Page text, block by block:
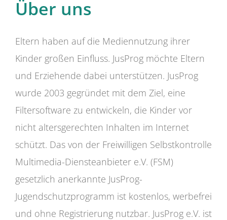
Über uns
Eltern haben auf die Mediennutzung ihrer
Kinder großen Einfluss. JusProg möchte Eltern
und Erziehende dabei unterstützen. JusProg
wurde 2003 gegründet mit dem Ziel, eine
Filtersoftware zu entwickeln, die Kinder vor
nicht altersgerechten Inhalten im Internet
schützt. Das von der Freiwilligen Selbstkontrolle
Multimedia-Diensteanbieter e.V. (FSM)
gesetzlich anerkannte JusProg-
Jugendschutzprogramm ist kostenlos, werbefrei
und ohne Registrierung nutzbar. JusProg e.V. ist